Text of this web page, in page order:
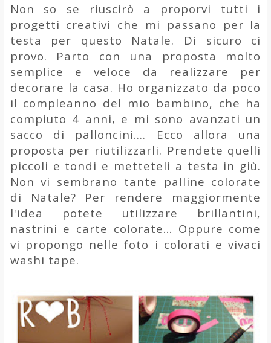
Non so se riuscirò a proporvi tutti i
progetti creativi che mi passano per la
testa per questo Natale. Di sicuro ci
provo. Parto con una proposta molto
semplice e veloce da realizzare per
decorare la casa. Ho organizzato da poco
il compleanno del mio bambino, che ha
compiuto 4 anni, e mi sono avanzati un
sacco di palloncini.... Ecco allora una
proposta per riutilizzarli. Prendete quelli
piccoli e tondi e metteteli a testa in giù.
Non vi sembrano tante palline colorate
di Natale? Per rendere maggiormente
l'idea potete utilizzare brillantini,
nastrini e carte colorate... Oppure come
vi propongo nelle foto i colorati e vivaci
washi tape.